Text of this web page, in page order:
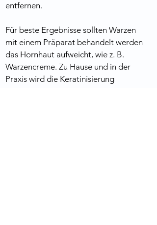
entfernen.
Für beste Ergebnisse sollten Warzen
mit einem Präparat behandelt werden
das Hornhaut aufweicht, wie z. B.
Warzencreme. Zu Hause und in der
Praxis wird die Keratinisierung
dissoziiert. Es folgte die WIRA-